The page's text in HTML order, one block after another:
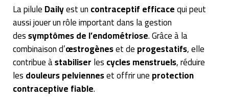
La piluleDailyest uncontraceptif efficacequi peut
aussi jouer un rôle important dans la gestion
dessymptômes de l’endométriose. Grâce à la
combinaison d’œstrogèneset deprogestatifs, elle
contribue àstabiliserlescycles menstruels, réduire
lesdouleurs pelvienneset offrir uneprotection
contraceptive fiable.